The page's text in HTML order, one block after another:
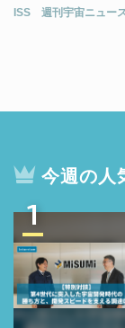
ISS 週刊宇宙ニュー
今週の人
1